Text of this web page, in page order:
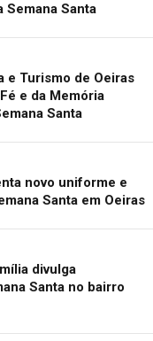
Semana Santa
e Turismo de Oeiras
e da Memória
Santa
novo uniforme e
Santa em Oeiras
divulga
Santa no bairro